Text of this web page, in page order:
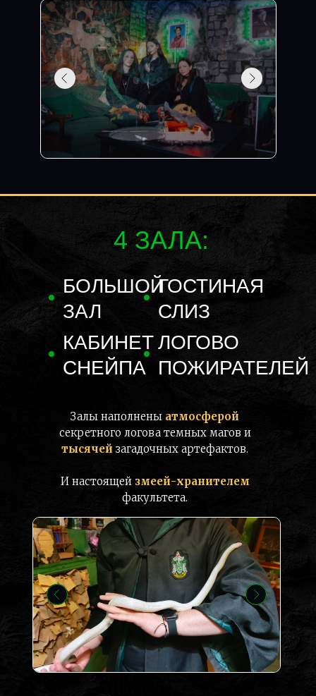
4 ЗАЛА:
БОЛЬШОЙ
ЗАЛ
ГОСТИНАЯ
СЛИЗ
КАБИНЕТ
СНЕЙПА
ЛОГОВО
ПОЖИРАТЕЛЕЙ
Залы наполнены атмосферой
секретного логова темных магов и
тысячей загадочных артефактов.
И настоящей змеей-хранителем
факультета.